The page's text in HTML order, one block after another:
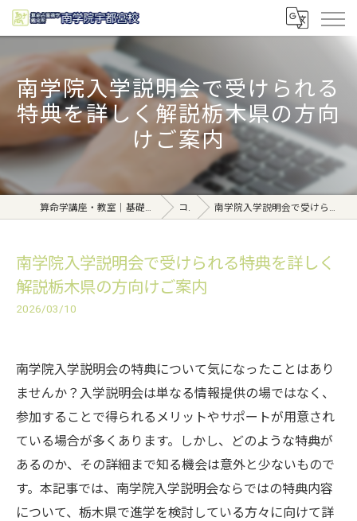
南学院入学説明会で受けられる
特典を詳しく解説栃木県の方向
けご案内
算命学講座・教室｜基礎から学べる東京日本橋【日本橋南学院】 コラム 南学院入学説明会で受けられる特典を詳しく解説栃木県の方向けご案内
南学院入学説明会で受けられる特典を詳しく
解説栃木県の方向けご案内
2026/03/10
南学院入学説明会の特典について気になったことはあり
ませんか？入学説明会は単なる情報提供の場ではなく、
参加することで得られるメリットやサポートが用意され
ている場合が多くあります。しかし、どのような特典が
あるのか、その詳細まで知る機会は意外と少ないもので
す。本記事では、南学院入学説明会ならではの特典内容
について、栃木県で進学を検討している方々に向けて詳